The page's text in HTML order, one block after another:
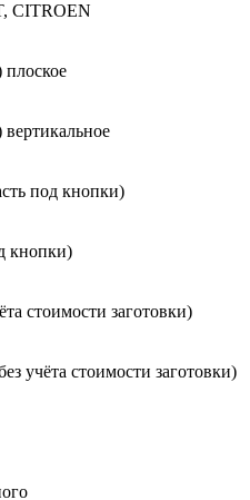
CITROEN
под кнопки)
кнопки)
стоимости заготовки)
учёта стоимости заготовки)